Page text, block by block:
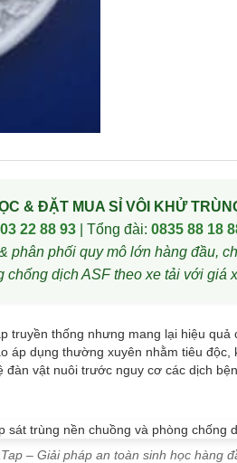
& ĐẶT MUA SỈ VÔI KHỬ
22 88 93 | Tổng đài: 0835 88 18
phân phối quy mô lớn hàng đầu,
chống dịch ASF theo xe tải với giá
truyền thống nhưng mang lại hiệu
áp dụng thường xuyên nhằm tiêu
vật nuôi trước nguy cơ các dịch
– Giải pháp an toàn sinh học hàng